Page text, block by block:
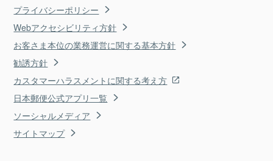
プライバシーポリシー
Webアクセシビリティ方針
お客さま本位の業務運営に関する基本方針
勧誘方針
カスタマーハラスメントに関する考え方
日本郵便公式アプリ一覧
ソーシャルメディア
サイトマップ